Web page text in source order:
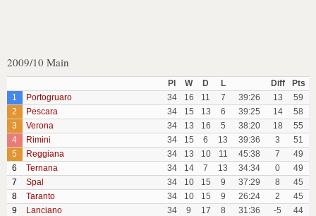
2009/10 Main
Pl W D L Diff
Pts
1
Portogruaro 34 16 11 7 39:26 13
59
2
Pescara 34 15 13 6 39:25 14
58
3
Verona 34 13 16 5 38:20 18
55
4
Rimini 34 15 6 13 39:36 3
51
5
Reggiana 34 13 10 11 45:38 7
49
6
Ternana 34 14 7 13 34:34 0
49
7
Spal 34 10 15 9 37:29 8
45
8
Taranto 34 10 15 9 26:24 2
45
9
Lanciano 34 9 17 8 31:36 -5
44